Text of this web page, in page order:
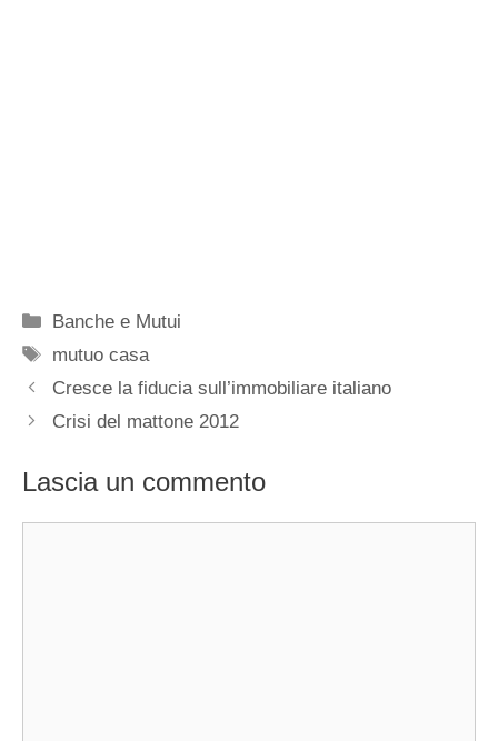
Categorie
Banche e Mutui
Tag
mutuo casa
Cresce la fiducia sull’immobiliare italiano
Crisi del mattone 2012
Lascia un commento